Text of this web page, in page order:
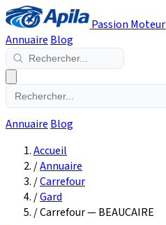
Passion Moteur
Annuaire Blog
Annuaire Blog
Accueil
/Annuaire
/Carrefour
/Gard
/Carrefour — BEAUCAIRE